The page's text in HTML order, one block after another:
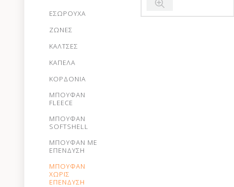
ΕΣΩΡΟΥΧΑ
ΖΩΝΕΣ
ΚΑΛΤΣΕΣ
ΚΑΠΕΛΑ
ΚΟΡΔΟΝΙΑ
ΜΠΟΥΦΑΝ
FLEECE
ΜΠΟΥΦΑΝ
SOFTSHELL
ΜΠΟΥΦΑΝ ΜΕ
ΕΠΕΝΔΥΣΗ
ΜΠΟΥΦΑΝ
ΧΩΡΙΣ
ΕΠΕΝΔΥΣΗ